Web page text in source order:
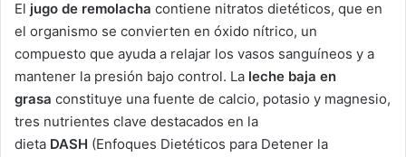
El jugo de remolacha contiene nitratos dietéticos, que en
el organismo se convierten en óxido nítrico, un
compuesto que ayuda a relajar los vasos sanguíneos y a
mantener la presión bajo control. La leche baja en
grasa constituye una fuente de calcio, potasio y magnesio,
tres nutrientes clave destacados en la
dieta DASH (Enfoques Dietéticos para Detener la